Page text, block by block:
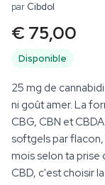
par Cibdol
€ 75,00
Disponible
25 mg de
ni goût amer. La
CBG, CBN et
softgels par
mois selon ta
CBD, c'est choisir